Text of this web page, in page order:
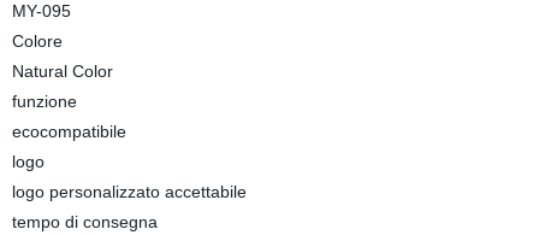
MY-095
Colore
Natural Color
funzione
ecocompatibile
logo
logo personalizzato accettabile
tempo di consegna